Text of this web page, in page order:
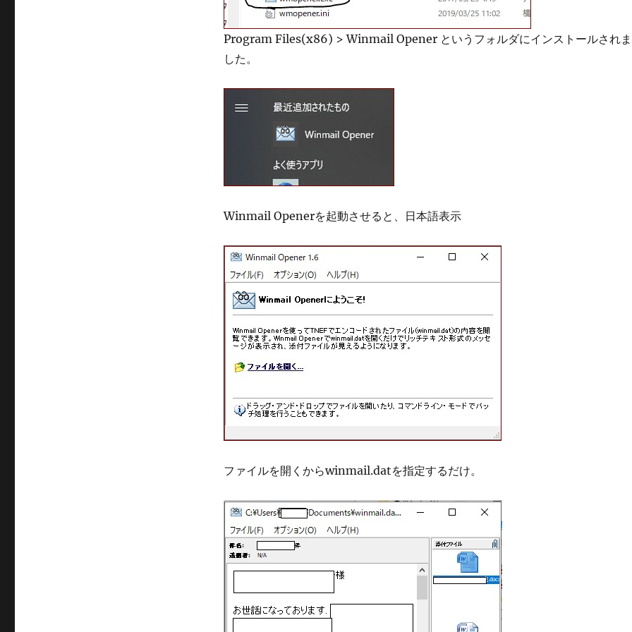
Program Files(x86) > Winmail Opener というフォルダにインストールされま
した。
Winmail Openerを起動させると、日本語表示
ファイルを開くからwinmail.datを指定するだけ。